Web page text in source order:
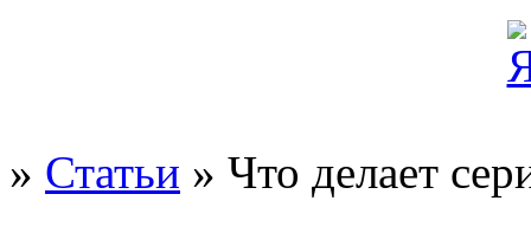
» Статьи » Что делает